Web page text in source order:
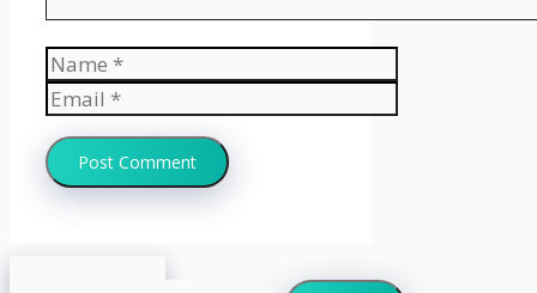
Name
Email